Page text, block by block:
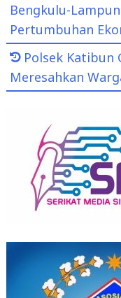
Bengkulu-
Pertumbuhan
Polsek Katibun
Meresahkan